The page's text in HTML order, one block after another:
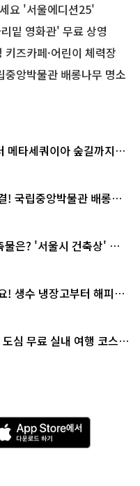
요 '서울에디션25'
밑 영화관' 무료 상영
즈카페·어린이 체력장
앙박물관 배롱나무 명소
메타세쿼이아 숲길까지…
! 국립중앙박물관 배롱나
물은? '서울시 건축상' 수
! 생수 냉장고부터 해피소
심 무료 실내 여행 코스
A
p
p